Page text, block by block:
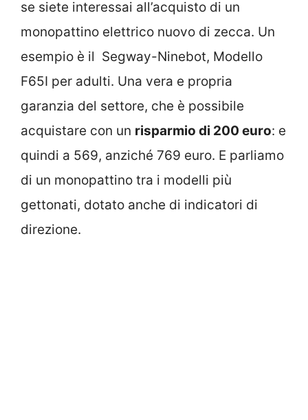
se siete interessai all’acquisto di un
monopattino elettrico nuovo di zecca. Un
esempio è il Segway-Ninebot, Modello
F65I per adulti. Una vera e propria
garanzia del settore, che è possibile
acquistare con un risparmio di 200 euro: e
quindi a 569, anziché 769 euro. E parliamo
di un monopattino tra i modelli più
gettonati, dotato anche di indicatori di
direzione.